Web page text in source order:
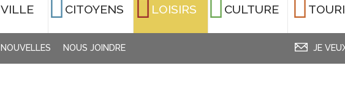
VILLE CITOYENS LOISIRS CULTURE
NOUVELLES NOUS JOINDRE JE